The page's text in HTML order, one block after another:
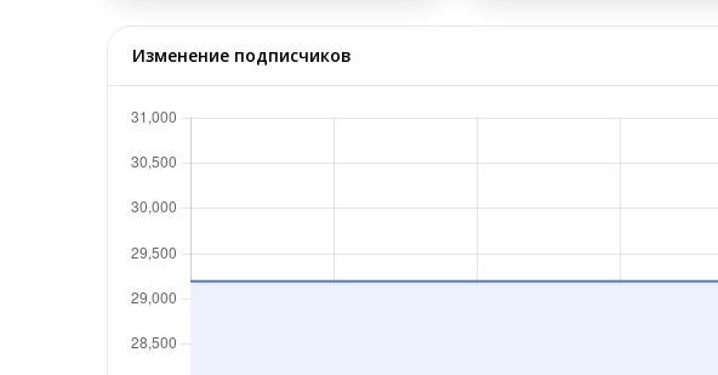
Изменение подписчиков